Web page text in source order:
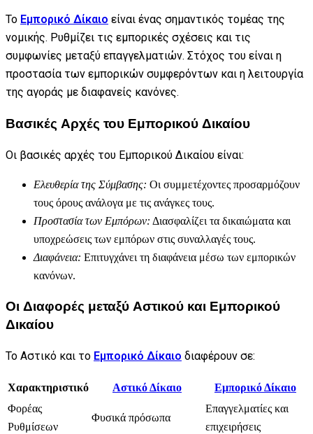
Το Εμπορικό Δίκαιο είναι ένας σημαντικός τομέας της
νομικής. Ρυθμίζει τις εμπορικές σχέσεις και τις
συμφωνίες μεταξύ επαγγελματιών. Στόχος του είναι η
προστασία των εμπορικών συμφερόντων και η λειτουργία
της αγοράς με διαφανείς κανόνες.
Βασικές Αρχές του Εμπορικού Δικαίου
Οι βασικές αρχές του Εμπορικού Δικαίου είναι:
Ελευθερία της Σύμβασης: Οι συμμετέχοντες προσαρμόζουν
τους όρους ανάλογα με τις ανάγκες τους.
Προστασία των Εμπόρων: Διασφαλίζει τα δικαιώματα και
υποχρεώσεις των εμπόρων στις συναλλαγές τους.
Διαφάνεια: Επιτυγχάνει τη διαφάνεια μέσω των εμπορικών
κανόνων.
Οι Διαφορές μεταξύ Αστικού και Εμπορικού
Δικαίου
Το Αστικό και το Εμπορικό Δίκαιο διαφέρουν σε:
Χαρακτηριστικό Αστικό Δίκαιο
Εμπορικό Δίκαιο
Φορέας
Ρυθμίσεων
Φυσικά πρόσωπα
Επαγγελματίες και
επιχειρήσεις